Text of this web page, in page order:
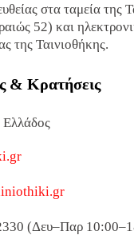
στα ταμεία της
52) και
της Ταινιοθήκης.
& Κρατήσεις
Ελλάδος
(Δευ–Παρ